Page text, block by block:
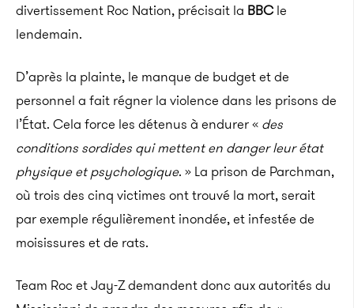
divertissement Roc Nation, précisait la BBC le
lendemain.
D’après la plainte, le manque de budget et de
personnel a fait régner la violence dans les prisons de
l’État. Cela force les détenus à endurer « des
conditions sordides qui mettent en danger leur état
physique et psychologique. » La prison de Parchman,
où trois des cinq victimes ont trouvé la mort, serait
par exemple régulièrement inondée, et infestée de
moisissures et de rats.
Team Roc et Jay-Z demandent donc aux autorités du